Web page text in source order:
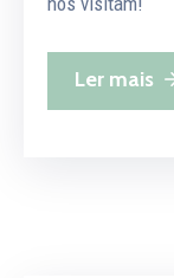
Ler mais